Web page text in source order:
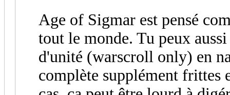
Age of Sigmar est pensé
tout le monde. Tu peux
d'unité (warscroll only) en
complète supplément frittes